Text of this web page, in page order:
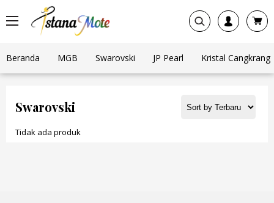
Beranda MGB Swarovski JP Pearl Kristal Cangkrang
Swarovski
Tidak ada produk